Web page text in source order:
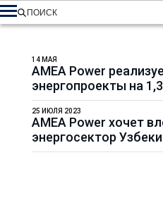
ПОИСК
AMEA Power
энергопроекты на
14 МАЯ
AMEA Power хочет
энергосектор
25 ИЮЛЯ 2023